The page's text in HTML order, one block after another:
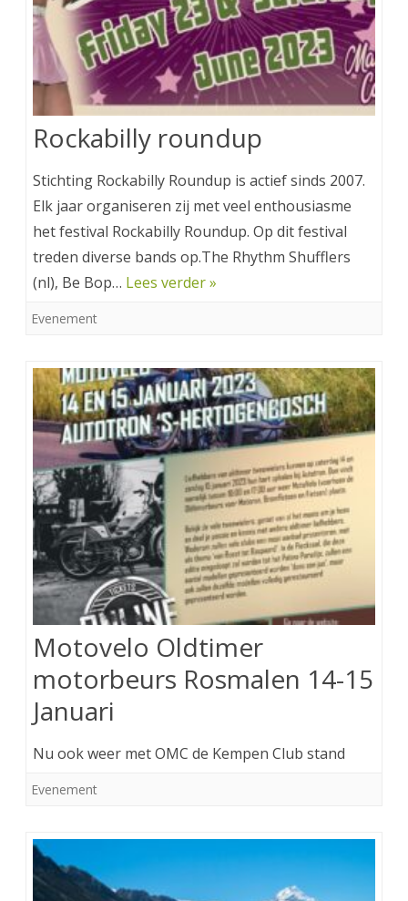
Rockabilly roundup
Stichting Rockabilly Roundup is actief sinds 2007.
Elk jaar organiseren zij met veel enthousiasme
het festival Rockabilly Roundup. Op dit festival
treden diverse bands op.The Rhythm Shufflers
(nl), Be Bop… Lees verder »
Evenement
Motovelo Oldtimer
motorbeurs Rosmalen 14-15
Januari
Nu ook weer met OMC de Kempen Club stand
Evenement